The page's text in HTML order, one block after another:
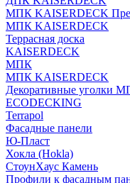
МПК KAISERDECK
МПК KAISERDECK
Террасная доска
KAISERDECK
МПК
МПК KAISERDECK
Декоративные уголки
ECODECKING
Terrapol
Фасадные панели
Ю-Пласт
Хокла (Hokla)
СтоунХаус Камень
Профили к фасадным